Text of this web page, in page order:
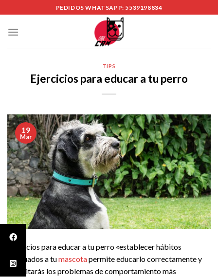
to
content
PEDIDOS WHATSAPP: 5539198834
TIPS
Ejercicios para educar a tu perro
19
Mar
Ejercicios para educar a tu perro «establecer hábitos
adecuados a tumascotapermite educarlo correctamente y
así evitarás los problemas de comportamiento más